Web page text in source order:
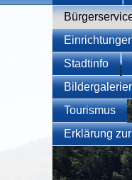
Stadtinfo
Tourismus
Erklärung